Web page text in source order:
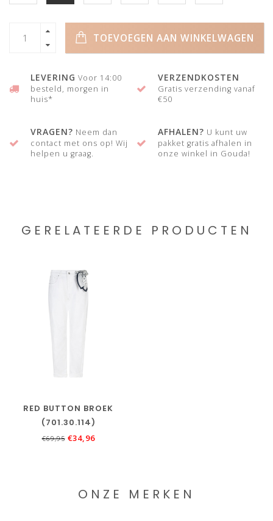
TOEVOEGEN AAN WINKELWAGEN
LEVERING Voor 14:00
besteld, morgen in
huis*
VERZENDKOSTEN
Gratis verzending vanaf
€50
VRAGEN? Neem dan
contact met ons op! Wij
helpen u graag.
AFHALEN? U kunt uw
pakket gratis afhalen in
onze winkel in Gouda!
GERELATEERDE PRODUCTEN
RED BUTTON BROEK
(701.30.114)
€69,95 €34,96
ONZE MERKEN